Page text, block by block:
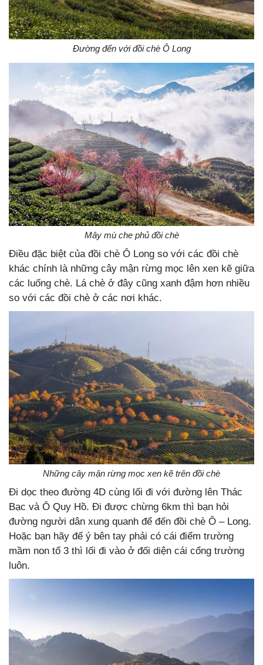
Đường đến với đồi chè Ô Long
Mây mù che phủ đồi chè
Điều đặc biệt của đồi chè Ô Long so với các đồi chè
khác chính là những cây mận rừng mọc lên xen kẽ giữa
các luống chè. Lá chè ở đây cũng xanh đậm hơn nhiều
so với các đồi chè ở các nơi khác.
Những cây mận rừng mọc xen kẽ trên đồi chè
Đi dọc theo đường 4D cùng lối đi với đường lên Thác
Bạc và Ô Quy Hồ. Đi được chừng 6km thì bạn hỏi
đường người dân xung quanh để đến đồi chè Ô – Long.
Hoặc bạn hãy để ý bên tay phải có cái điểm trường
mầm non tổ 3 thì lối đi vào ở đối diện cái cổng trường
luôn.